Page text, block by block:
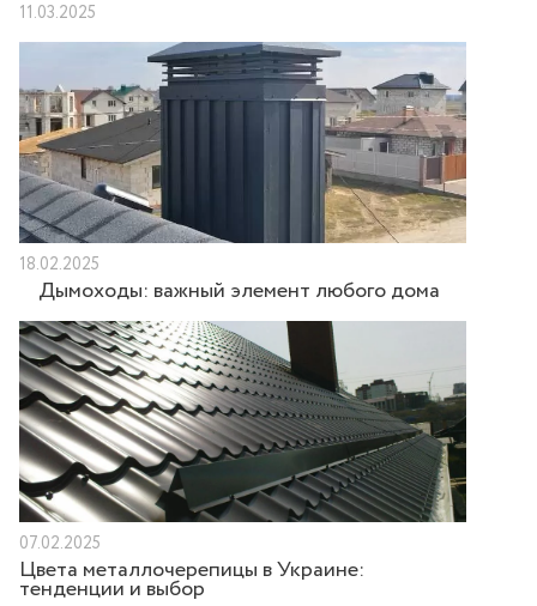
11.03.2025
18.02.2025
Дымоходы: важный элемент любого дома
07.02.2025
Цвета металлочерепицы в Украине:
тенденции и выбор